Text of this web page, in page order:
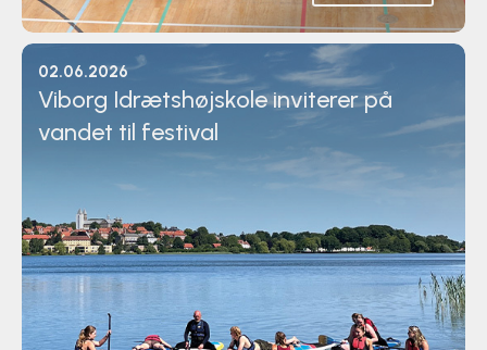
02.06.2026
Viborg Idrætshøjskole inviterer på
vandet til festival